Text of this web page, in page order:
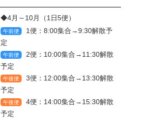
◆4月～10月（1日5便）
午前便
1便：8:00集合→9:30解散予
定
午前便
2便：10:00集合→11:30解散
予定
午後便
3便：12:00集合→13:30解散
予定
午後便
4便：14:00集合→15:30解散
予定